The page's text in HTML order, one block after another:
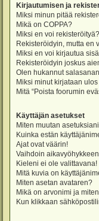
Kirjautumisen ja
Miksi minun pitää
Mikä on COPPA?
Miksi en voi rekisteröityä?
Rekisteröidyin, mutta en
Miksi en voi kirjautua
Rekisteröidyin joskus
Olen hukannut
Miksi minut kirjataan
Mitä “Poista foorumin
Käyttäjän asetukset
Miten muutan
Kuinka estän
Ajat ovat väärin!
Vaihdoin
Kieleni ei ole valittavana!
Mitä kuvia on
Miten asetan avataren?
Mikä on arvonimi ja
Kun klikkaan